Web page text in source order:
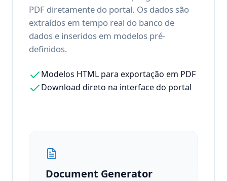
PDF diretamente do portal. Os dados são
extraídos em tempo real do banco de
dados e inseridos em modelos pré-
definidos.
Modelos HTML para exportação em PDF
Download direto na interface do portal
Document Generator